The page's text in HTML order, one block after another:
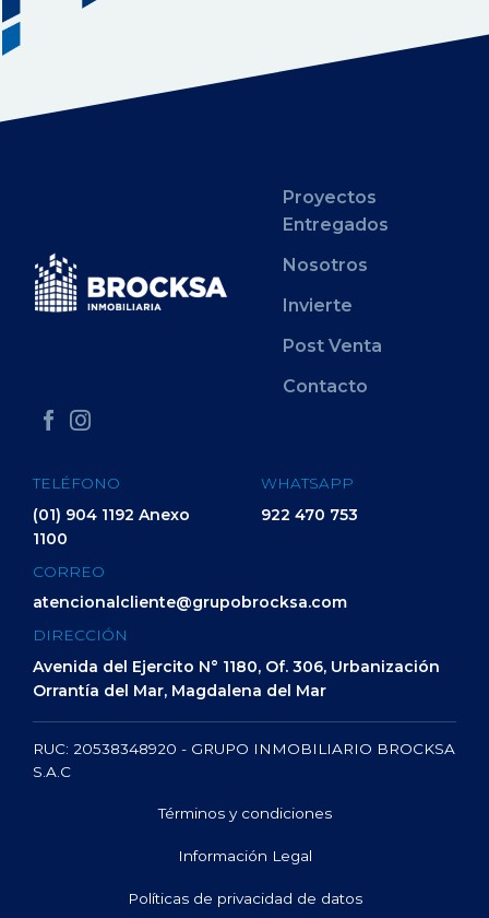
Proyectos
Entregados
Nosotros
Invierte
Post Venta
Contacto
TELÉFONO
(01) 904 1192 Anexo
1100
WHATSAPP
922 470 753
CORREO
atencionalcliente@grupobrocksa.com
DIRECCIÓN
Avenida del Ejercito N° 1180, Of. 306, Urbanización
Orrantía del Mar, Magdalena del Mar
RUC: 20538348920 - GRUPO INMOBILIARIO BROCKSA
S.A.C
Términos y condiciones
Información Legal
Políticas de privacidad de datos